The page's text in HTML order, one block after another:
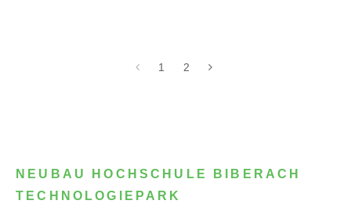
1 2
NEUBAU HOCHSCHULE BIBERACH
TECHNOLOGIEPARK